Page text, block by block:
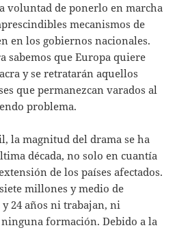
voluntad de ponerlo en marcha
mecanismos de
en los gobiernos nacionales.
sabemos que Europa quiere
y se retratarán aquellos
que permanezcan varados al
problema.
la magnitud del drama se ha
década, no solo en cuantía
de los países afectados.
millones y medio de
24 años ni trabajan, ni
formación. Debido a la